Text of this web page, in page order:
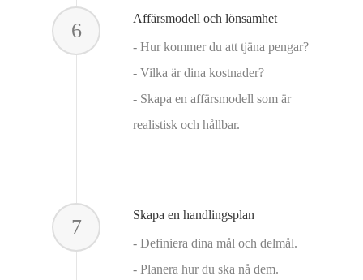
6
Affärsmodell och lönsamhet
- Hur kommer du att tjäna pengar?
- Vilka är dina kostnader?
- Skapa en affärsmodell som är
realistisk och hållbar.
7
Skapa en handlingsplan
- Definiera dina mål och delmål.
- Planera hur du ska nå dem.